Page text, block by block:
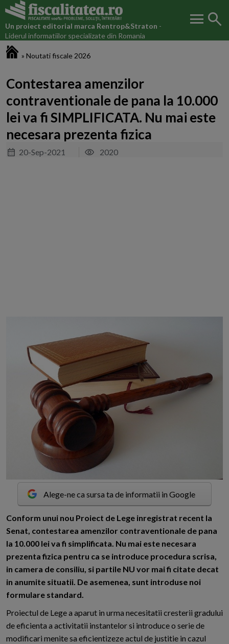
Un proiect editorial marca Rentrop&Straton -
Liderul informatiilor specializate din Romania
menu search
» Noutati fiscale 2026
Contestarea amenzilor
contraventionale de pana la 10.000
lei va fi SIMPLIFICATA. Nu mai este
necesara prezenta fizica
20-Sep-2021 2020
Alege-ne ca sursa ta de informatii in Google
Conform unui nou Proiect de Lege inregistrat recent la
Senat, contestarea amenzilor contraventionale de pana
la 10.000 lei va fi simplificata. Nu mai este necesara
prezenta fizica pentru ca se introduce procedura scrisa,
in camera de consiliu, si partile NU vor mai fi citate decat
in anumite situatii. De asemenea, sunt introduse noi
formulare standard.
Proiectul de Lege a aparut in urma necesitatii cresterii gradului
de eficienta a activitatii instantelor si introduce o serie de
modificari menite sa eficientizeze actul de justitie in cazul